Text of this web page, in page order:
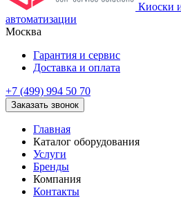
Киоски
автоматизации
Москва
Гарантия и сервис
Доставка и оплата
+7 (499) 994 50 70
Заказать звонок
Главная
Каталог оборудования
Услуги
Бренды
Компания
Контакты